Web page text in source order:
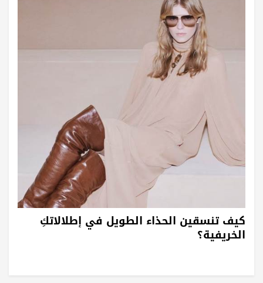
كيف تنسقين الحذاء الطويل في إطلالاتكِ
الخريفية؟